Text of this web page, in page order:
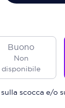
Buono
Non
disponibile
scocca e/o